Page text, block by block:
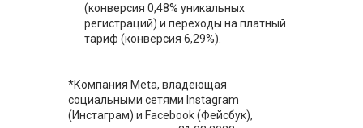
(конверсия 0,48% уникальных
регистраций) и переходы на платный
тариф (конверсия 6,29%).
*Компания Meta, владеющая
социальными сетями Instagram
(Инстаграм) и Facebook (Фейсбук),